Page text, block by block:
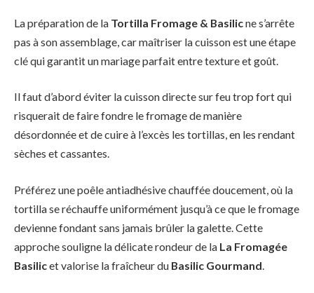
La préparation de la Tortilla Fromage & Basilicne s’arrête
pas à son assemblage, car maîtriser la cuisson est une étape
clé qui garantit un mariage parfait entre texture et goût.
Il faut d’abord éviter la cuisson directe sur feu trop fort qui
risquerait de faire fondre le fromage de manière
désordonnée et de cuire à l’excès les tortillas, en les rendant
sèches et cassantes.
Préférez une poêle antiadhésive chauffée doucement, où la
tortilla se réchauffe uniformément jusqu’à ce que le fromage
devienne fondant sans jamais brûler la galette. Cette
approche souligne la délicate rondeur de la La Fromagée
Basilicet valorise la fraîcheur du Basilic Gourmand